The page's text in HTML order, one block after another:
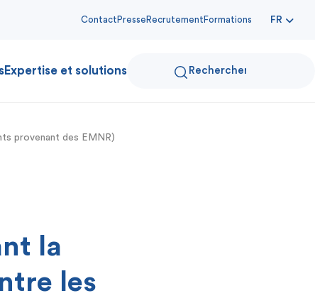
Contact Presse Recrutement Formations FR
Expertise et solutions
provenant des EMNR)
la
les